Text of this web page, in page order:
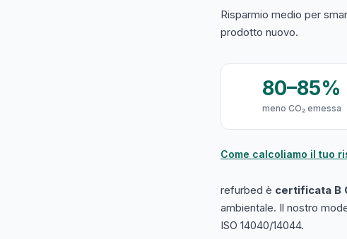
Risparmio medio per
prodotto nuovo.
80–85%
meno CO₂ emessa
Come calcoliamo il tuo
refurbed è certificata B
ambientale. Il nostro
ISO 14040/14044.